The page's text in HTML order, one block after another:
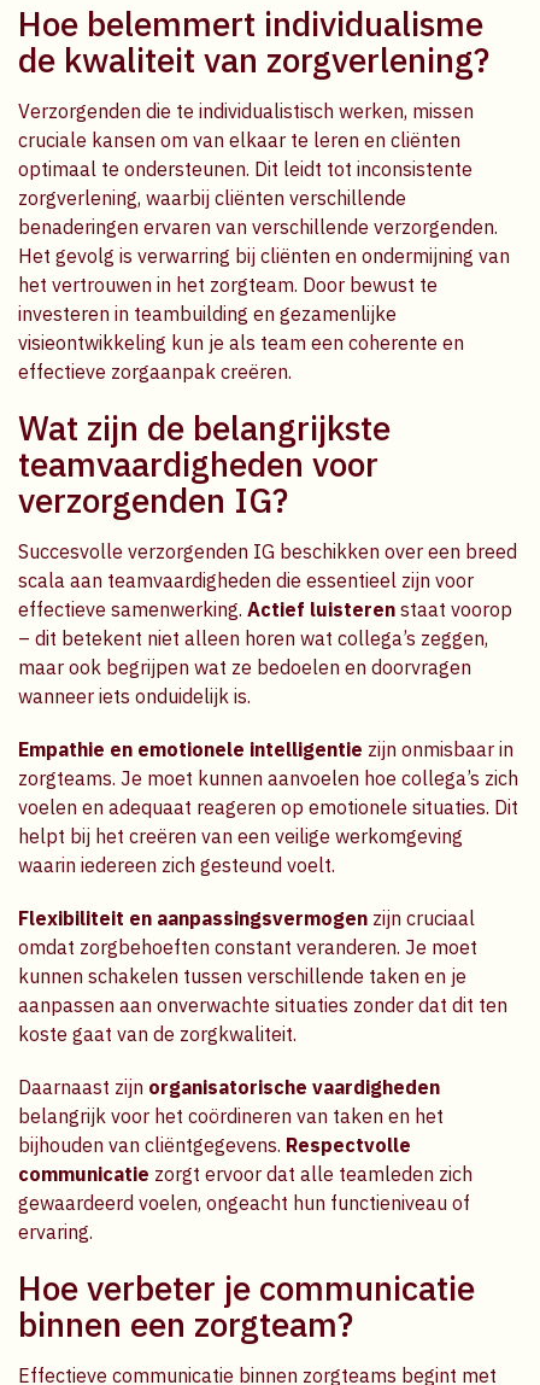
Hoe belemmert individualisme
de kwaliteit van zorgverlening?
Verzorgenden die te individualistisch werken, missen
cruciale kansen om van elkaar te leren en cliënten
optimaal te ondersteunen. Dit leidt tot inconsistente
zorgverlening, waarbij cliënten verschillende
benaderingen ervaren van verschillende verzorgenden.
Het gevolg is verwarring bij cliënten en ondermijning van
het vertrouwen in het zorgteam. Door bewust te
investeren in teambuilding en gezamenlijke
visieontwikkeling kun je als team een coherente en
effectieve zorgaanpak creëren.
Wat zijn de belangrijkste
teamvaardigheden voor
verzorgenden IG?
Succesvolle verzorgenden IG beschikken over een breed
scala aan teamvaardigheden die essentieel zijn voor
effectieve samenwerking. Actief luisteren staat voorop
– dit betekent niet alleen horen wat collega’s zeggen,
maar ook begrijpen wat ze bedoelen en doorvragen
wanneer iets onduidelijk is.
Empathie en emotionele intelligentie zijn onmisbaar in
zorgteams. Je moet kunnen aanvoelen hoe collega’s zich
voelen en adequaat reageren op emotionele situaties. Dit
helpt bij het creëren van een veilige werkomgeving
waarin iedereen zich gesteund voelt.
Flexibiliteit en aanpassingsvermogen zijn cruciaal
omdat zorgbehoeften constant veranderen. Je moet
kunnen schakelen tussen verschillende taken en je
aanpassen aan onverwachte situaties zonder dat dit ten
koste gaat van de zorgkwaliteit.
Daarnaast zijn organisatorische vaardigheden
belangrijk voor het coördineren van taken en het
bijhouden van cliëntgegevens. Respectvolle
communicatie zorgt ervoor dat alle teamleden zich
gewaardeerd voelen, ongeacht hun functieniveau of
ervaring.
Hoe verbeter je communicatie
binnen een zorgteam?
Effectieve communicatie binnen zorgteams begint met